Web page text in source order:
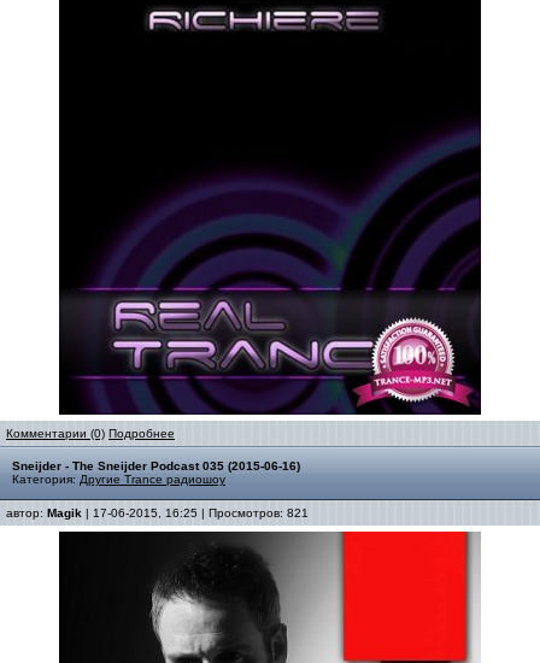
Комментарии (0) Подробнее
Sneijder - The Sneijder Podcast 035 (2015-06-16)
Категория: Другие Trance радиошоу
автор: Magik | 17-06-2015, 16:25 | Просмотров: 821